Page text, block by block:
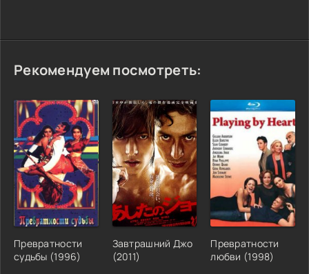
Рекомендуем посмотреть:
Превратности
судьбы (1996)
Завтрашний Джо
(2011)
Превратности
любви (1998)